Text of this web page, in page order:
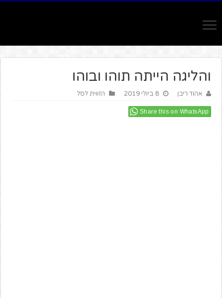
והליגה הייתה תוהו ובוהו
אהוד ריבן 8 ביולי 2019 הזווית לסל
Share this on WhatsApp